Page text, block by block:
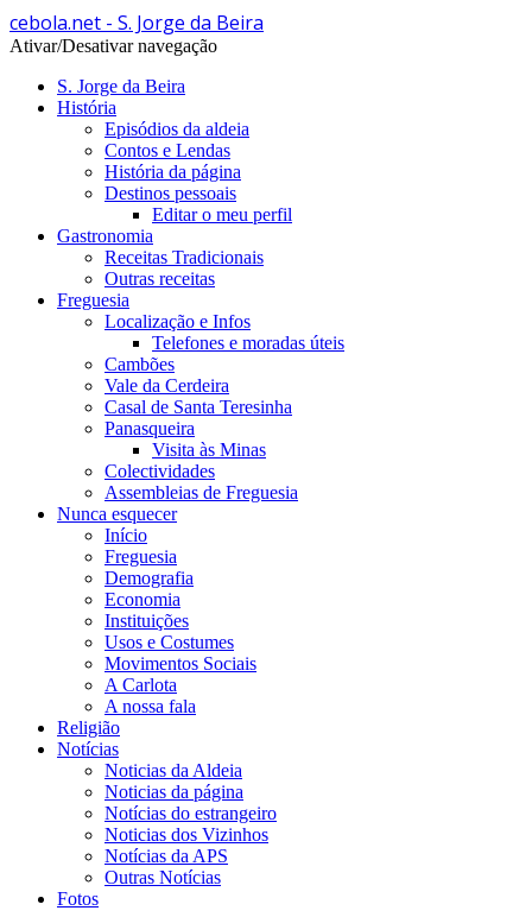
cebola.net - S. Jorge da Beira
Ativar/Desativar navegação
S. Jorge da Beira
História
Episódios da aldeia
Contos e Lendas
História da página
Destinos pessoais
Editar o meu perfil
Gastronomia
Receitas Tradicionais
Outras receitas
Freguesia
Localização e Infos
Telefones e moradas úteis
Cambões
Vale da Cerdeira
Casal de Santa Teresinha
Panasqueira
Visita às Minas
Colectividades
Assembleias de Freguesia
Nunca esquecer
Início
Freguesia
Demografia
Economia
Instituições
Usos e Costumes
Movimentos Sociais
A Carlota
A nossa fala
Religião
Notícias
Noticias da Aldeia
Noticias da página
Notícias do estrangeiro
Noticias dos Vizinhos
Notícias da APS
Outras Notícias
Fotos